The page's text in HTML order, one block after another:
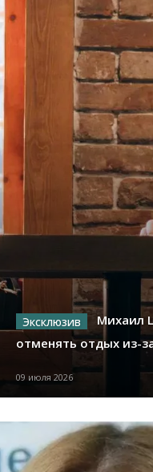
Михаил
отменять отдых из-
09 июля 2026